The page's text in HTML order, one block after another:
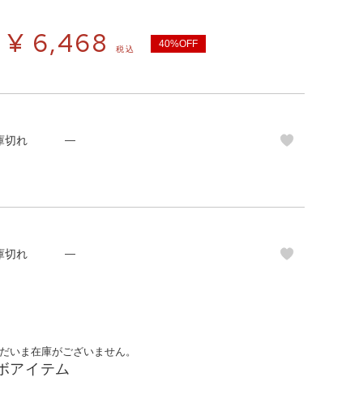
¥ 6,468 税込 40%OFF
切れ —
切れ —
いま在庫がございません。
アイテム